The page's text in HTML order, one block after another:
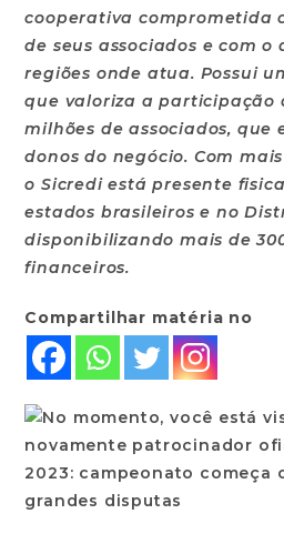
cooperativa comprometida
de seus associados e com
regiões onde atua. Possui
que valoriza a participação
milhões de associados, que
donos do negócio. Com
o Sicredi está presente
estados brasileiros e no
disponibilizando mais de
financeiros.
Compartilhar matéria no